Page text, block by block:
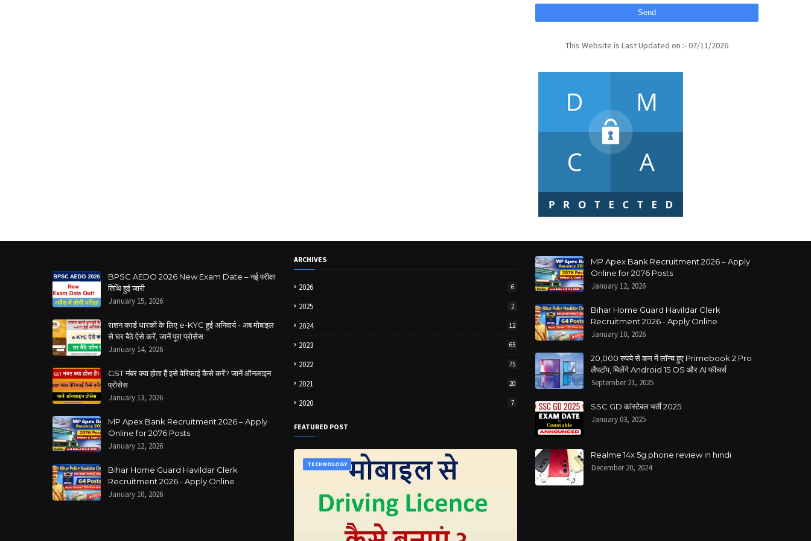
This Website is Last Updated on :- 07/11/2026
BPSC AEDO 2026 New Exam Date – नई परीक्षा
तिथि हुई जारी
January 15, 2026
राशन कार्ड धारकों के लिए e-KYC हुई अनिवार्य - अब मोबाइल
से घर बैठे ऐसे करें, जानें पूरा प्रोसेस
January 14, 2026
GST नंबर क्या होता हैं इसे वेरिफाई कैसे करें? जानें ऑनलाइन
प्रोसेस
January 13, 2026
MP Apex Bank Recruitment 2026 – Apply
Online for 2076 Posts
January 12, 2026
Bihar Home Guard Havildar Clerk
Recruitment 2026 - Apply Online
January 10, 2026
ARCHIVES
2026 6
2025 2
2024 12
2023 65
2022 75
2021 20
2020 7
FEATURED POST
TECHNOLOGY
MP Apex Bank Recruitment 2026 – Apply
Online for 2076 Posts
January 12, 2026
Bihar Home Guard Havildar Clerk
Recruitment 2026 - Apply Online
January 10, 2026
20,000 रुपये से कम में लॉन्च हुए Primebook 2 Pro
लैपटॉप, मिलेंगे Android 15 OS और AI फीचर्स
September 21, 2025
SSC GD कांस्टेबल भर्ती 2025
January 03, 2025
Realme 14x 5g phone review in hindi
December 20, 2024